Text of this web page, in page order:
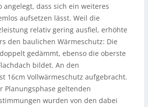
angelegt, dass sich ein weiteres
aufsetzen lässt. Weil die
relativ gering ausfiel, erhöhte
den baulichen Wärmeschutz: Die
gedämmt, ebenso die oberste
bildet. An den
16cm Vollwärmeschutz aufgebracht.
Planungsphase geltenden
wurden von den dabei